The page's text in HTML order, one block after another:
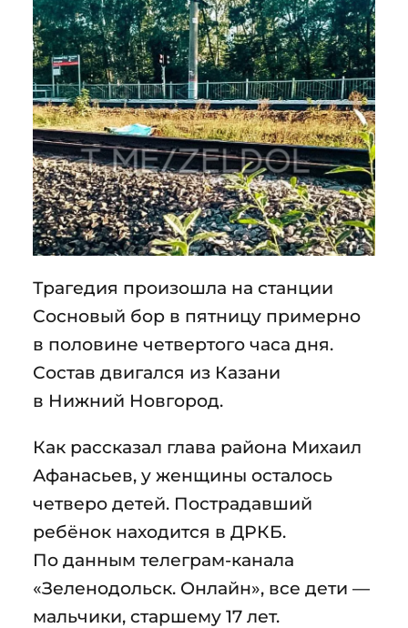
Трагедия произошла на станции
Сосновый бор в пятницу примерно
в половине четвертого часа дня.
Состав двигался из Казани
в Нижний Новгород.
Как рассказал глава района Михаил
Афанасьев, у женщины осталось
четверо детей. Пострадавший
ребёнок находится в ДРКБ.
По данным телеграм-канала
«Зеленодольск. Онлайн», все дети —
мальчики, старшему 17 лет.